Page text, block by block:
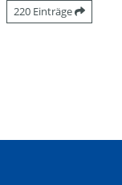
220 Einträge